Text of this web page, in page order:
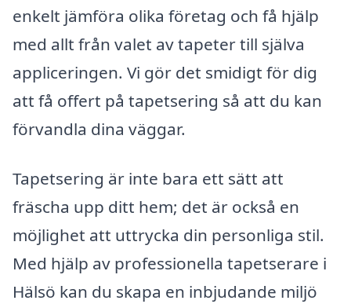
enkelt jämföra olika företag och få hjälp
med allt från valet av tapeter till själva
appliceringen. Vi gör det smidigt för dig
att få offert på tapetsering så att du kan
förvandla dina väggar.
Tapetsering är inte bara ett sätt att
fräscha upp ditt hem; det är också en
möjlighet att uttrycka din personliga stil.
Med hjälp av professionella tapetserare i
Hälsö kan du skapa en inbjudande miljö